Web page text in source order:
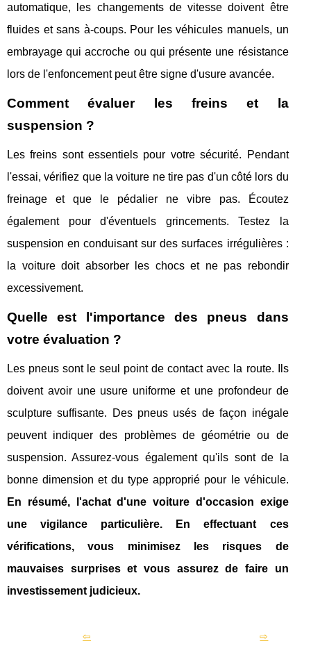
automatique, les changements de vitesse doivent être
fluides et sans à-coups. Pour les véhicules manuels, un
embrayage qui accroche ou qui présente une résistance
lors de l'enfoncement peut être signe d'usure avancée.
Comment évaluer les freins et la
suspension ?
Les freins sont essentiels pour votre sécurité. Pendant
l'essai, vérifiez que la voiture ne tire pas d'un côté lors du
freinage et que le pédalier ne vibre pas. Écoutez
également pour d'éventuels grincements. Testez la
suspension en conduisant sur des surfaces irrégulières :
la voiture doit absorber les chocs et ne pas rebondir
excessivement.
Quelle est l'importance des pneus dans
votre évaluation ?
Les pneus sont le seul point de contact avec la route. Ils
doivent avoir une usure uniforme et une profondeur de
sculpture suffisante. Des pneus usés de façon inégale
peuvent indiquer des problèmes de géométrie ou de
suspension. Assurez-vous également qu'ils sont de la
bonne dimension et du type approprié pour le véhicule.
En résumé, l'achat d'une voiture d'occasion exige
une vigilance particulière. En effectuant ces
vérifications, vous minimisez les risques de
mauvaises surprises et vous assurez de faire un
investissement judicieux.